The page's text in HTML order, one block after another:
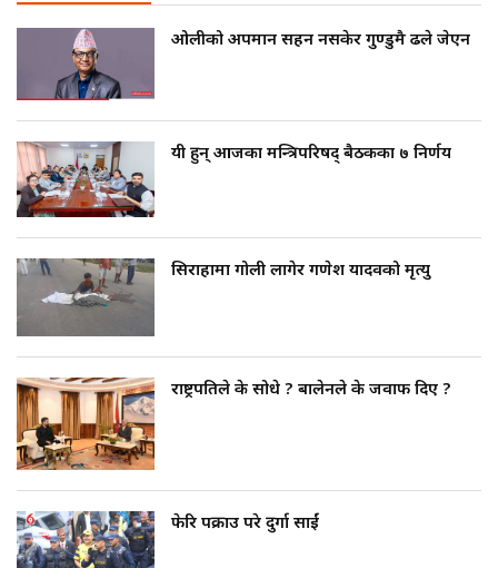
ओलीको अपमान सहन नसकेर गुण्डुमै ढले जेएन
यी हुन् आजका मन्त्रिपरिषद् बैठकका ७ निर्णय
सिराहामा गोली लागेर गणेश यादवको मृत्यु
राष्ट्रपतिले के सोधे ? बालेनले के जवाफ दिए ?
फेरि पक्राउ परे दुर्गा प्रसाईं